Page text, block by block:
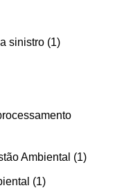
sinistro 1
Ambiental 1
1